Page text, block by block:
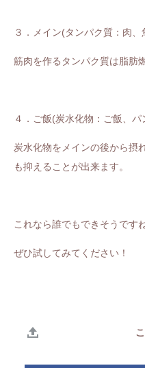
３．メイン(タンパク質：肉
筋肉を作るタンパク質は脂肪
４．ご飯(炭水化物：ご飯、パ
炭水化物をメインの後から摂
も抑えることが出来ます。
これなら誰でもできそうです
ぜひ試してみてください！